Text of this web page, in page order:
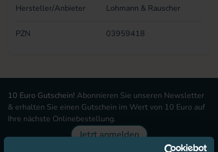
Hersteller/Anbieter Lohmann & Rauscher
PZN 03959418
10 Euro Gutschein! Abonnieren Sie unseren Newsletter
& erhalten Sie einen Gutschein im Wert von 10 Euro auf
Ihre nächste Onlinebestellung.
Jetzt anmelden